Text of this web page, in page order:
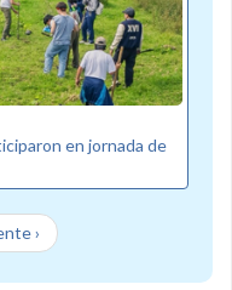
en jornada de
›